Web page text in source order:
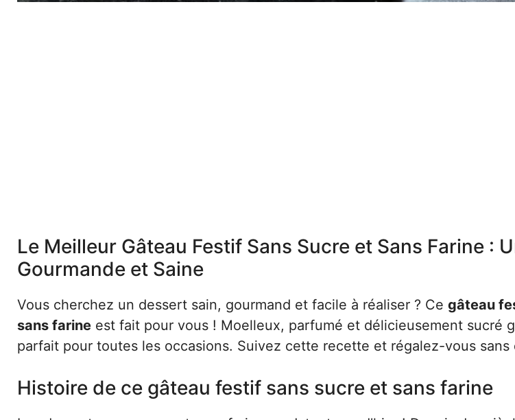
Le Meilleur Gâteau Festif Sans Sucre et Sans Farine :
Gourmande et Saine
Vous cherchez un dessert sain, gourmand et facile à réaliser ? Ce gâteau
sans farine est fait pour vous ! Moelleux, parfumé et délicieusement sucré
parfait pour toutes les occasions. Suivez cette recette et régalez-vous sans
Histoire de ce gâteau festif sans sucre et sans farine